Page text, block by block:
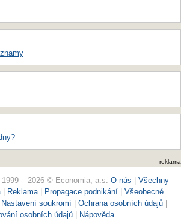
reklama
1999 – 2026 © Economia, a.s. O nás
Všechny
| Reklama Propagace podnikání| Všeobecné
Nastavení soukromí Ochrana osobních údajů
osobních údajů
Nápověda